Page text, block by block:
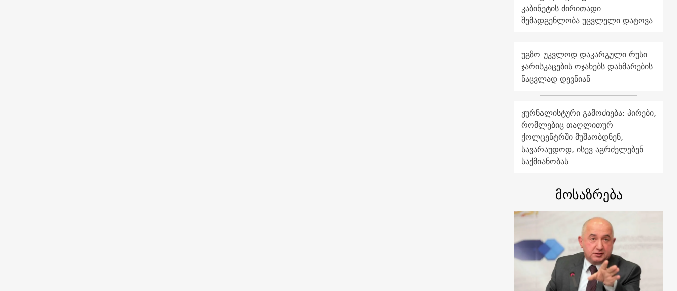
კაბინეტის ძირითადი
შემადგენლობა უცვლელი დატოვა
უგზო-უკვლოდ დაკარგული რუსი
ჯარისკაცების ოჯახებს დახმარების
ნაცვლად დევნიან
ჟურნალისტური გამოძიება: პირები,
რომლებიც თაღლითურ
ქოლცენტრში მუშაობდნენ,
სავარაუდოდ, ისევ აგრძელებენ
საქმიანობას
მოსაზრება